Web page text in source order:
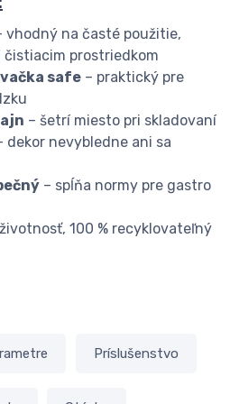
vhodný na časté použitie,
čistiacim prostriedkom
safe – praktický pre
– šetrí miesto pri skladovaní
dekor nevybledne ani sa
– spĺňa normy pre gastro
100 % recyklovateľný
Príslušenstvo